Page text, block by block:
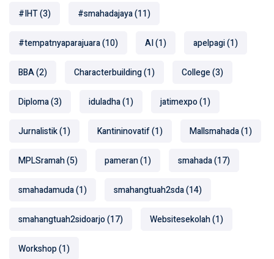
#IHT(3) #smahadajaya(11)
#tempatnyaparajuara(10) AI(1) apelpagi(1)
BBA(2) Characterbuilding(1) College(3)
Diploma(3) iduladha(1) jatimexpo(1)
Jurnalistik(1) Kantininovatif(1) Mallsmahada(1)
MPLSramah(5) pameran(1) smahada(17)
smahadamuda(1) smahangtuah2sda(14)
smahangtuah2sidoarjo(17) Websitesekolah(1)
Workshop(1)